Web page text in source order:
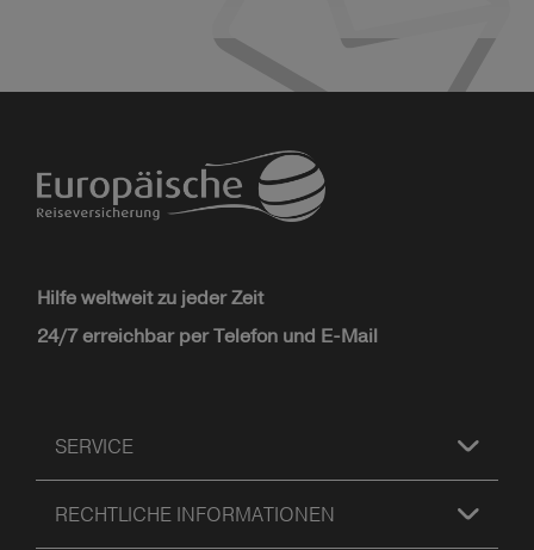
Hilfe weltweit zu jeder Zeit
24/7 erreichbar per Telefon und E-Mail
SERVICE
RECHTLICHE INFORMATIONEN